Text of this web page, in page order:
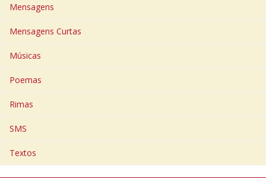
Mensagens
Mensagens Curtas
Músicas
Poemas
Rimas
SMS
Textos